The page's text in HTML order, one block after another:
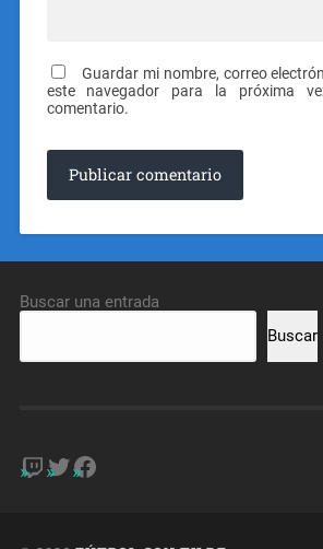
Guardar mi nombre, correo
este navegador para la próxima
comentario.
Buscar una entrada
Buscar